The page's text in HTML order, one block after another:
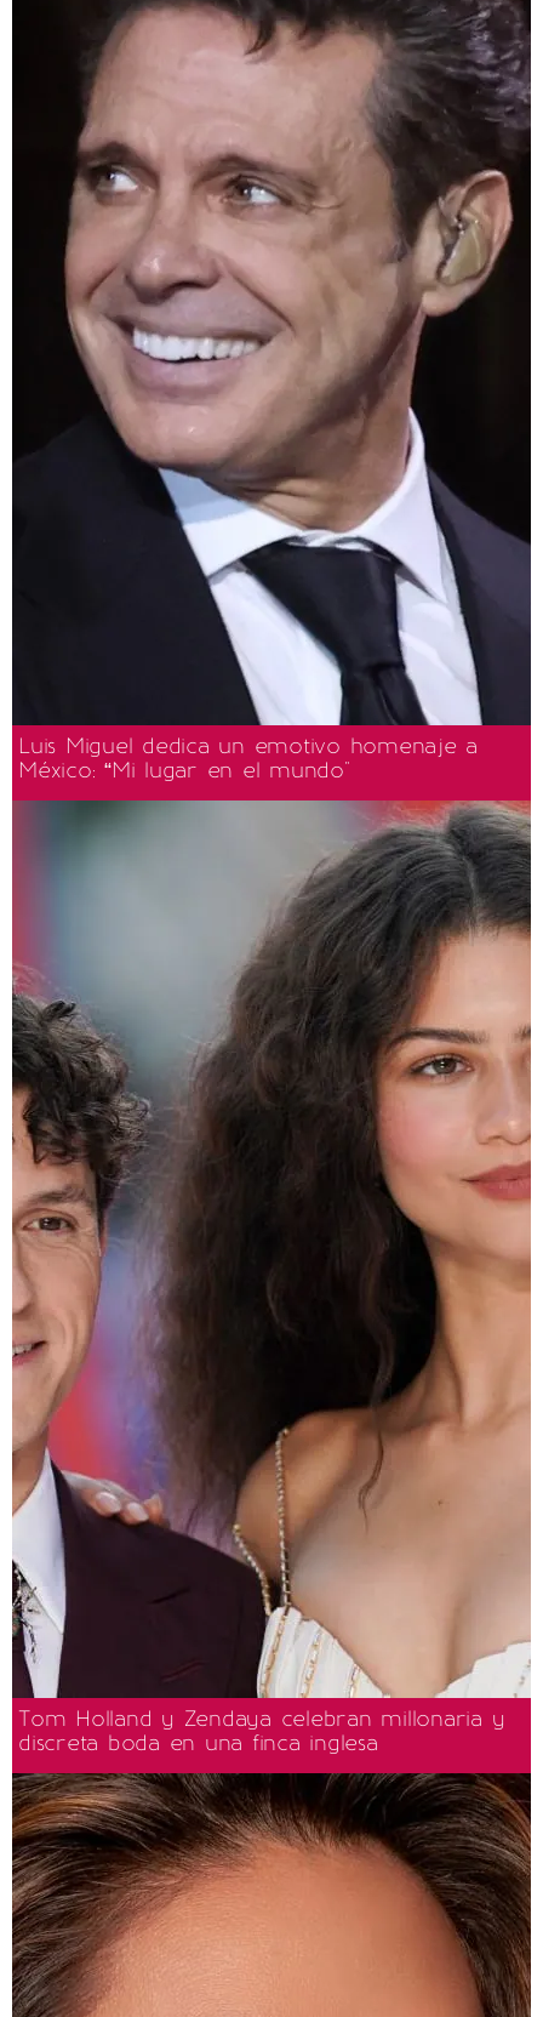
Luis Miguel dedica un emotivo homenaje a
México: “Mi lugar en el mundo"
Tom Holland y Zendaya celebran millonaria y
discreta boda en una finca inglesa